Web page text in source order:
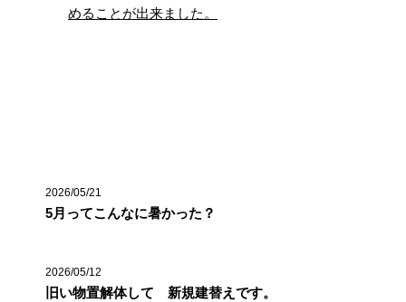
めることが出来ました。
2026/05/21
5月ってこんなに暑かった？
2026/05/12
旧い物置解体して 新規建替えです。